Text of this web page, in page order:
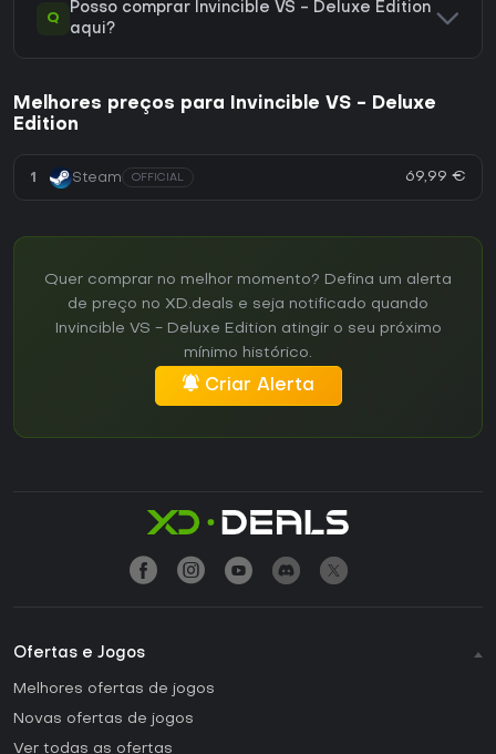
Q
Posso comprar Invincible VS - Deluxe Edition
aqui?
Melhores preços para Invincible VS - Deluxe
Edition
1 Steam OFFICIAL 69,99 €
Quer comprar no melhor momento? Defina um alerta
de preço no XD.deals e seja notificado quando
Invincible VS - Deluxe Edition atingir o seu próximo
mínimo histórico.
Criar Alerta
Ofertas e Jogos
Melhores ofertas de jogos
Novas ofertas de jogos
Ver todas as ofertas